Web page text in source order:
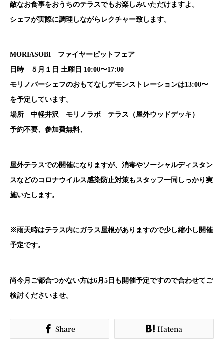
敵なお食事をおうちのテラスでもお楽しみいただけますよ。
シェフが実際に調理しながらレクチャー致します。
MORIASOBI ファイヤーピットフェア
日時 ５月１日 土曜日 10:00〜17:00
モリノバーシェフのおもてなしデモンストレーションは13:00〜
を予定しています。
場所 中軽井沢 モリノラボ テラス（屋外ウッドデッキ）
予約不要、参加費無料、
屋外テラスでの開催になりますが、消毒やソーシャルディスタン
スなどのコロナウイルス感染防止対策もスタッフ一同しっかり実
施いたします。
※雨天時はテラス内にガラス屋根がありますので少し縮小し開催
予定です。
尚今月ご都合つかない方は6月5日も開催予定ですので合わせてご
検討くださいませ。
 Share  Hatena